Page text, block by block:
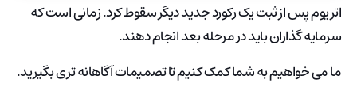
اتریوم پس از ثبت یک رکورد جدید دیگر سقوط کرد. زمانی است که
سرمایه گذاران باید در مرحله بعد انجام دهند.
ما می خواهیم به شما کمک کنیم تا تصمیمات آگاهانه تری بگیرید.